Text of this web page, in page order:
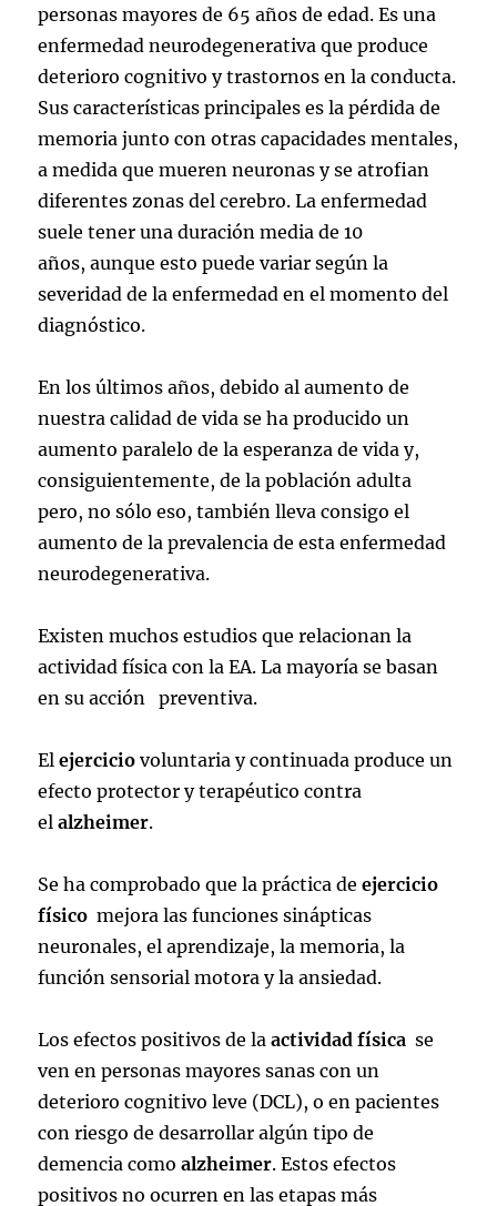
personas mayores de 65 años de edad. Es una
enfermedad neurodegenerativa que produce
deterioro cognitivo y trastornos en la conducta.
Sus características principales es la pérdida de
memoria junto con otras capacidades mentales,
a medida que mueren neuronas y se atrofian
diferentes zonas del cerebro. La enfermedad
suele tener una duración media de 10
años, aunque esto puede variar según la
severidad de la enfermedad en el momento del
diagnóstico.
En los últimos años, debido al aumento de
nuestra calidad de vida se ha producido un
aumento paralelo de la esperanza de vida y,
consiguientemente, de la población adulta
pero, no sólo eso, también lleva consigo el
aumento de la prevalencia de esta enfermedad
neurodegenerativa.
Existen muchos estudios que relacionan la
actividad física con la EA. La mayoría se basan
en su acción preventiva.
Elejercicio voluntaria y continuada produce un
efecto protector y terapéutico contra
elalzheimer.
Se ha comprobado que la práctica deejercicio
físico mejora las funciones sinápticas
neuronales, el aprendizaje, la memoria, la
función sensorial motora y la ansiedad.
Los efectos positivos de laactividad física se
ven en personas mayores sanas con un
deterioro cognitivo leve (DCL), o en pacientes
con riesgo de desarrollar algún tipo de
demencia comoalzheimer. Estos efectos
positivos no ocurren en las etapas más